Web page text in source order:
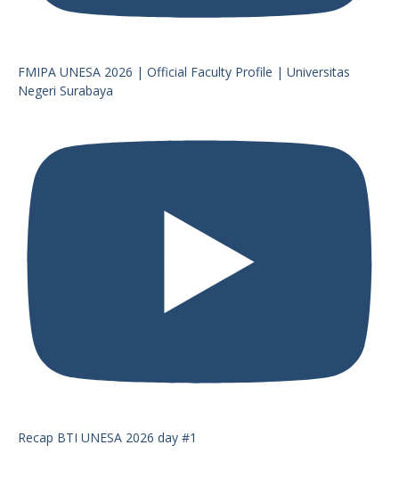
FMIPA UNESA 2026 | Official Faculty Profile | Universitas
Negeri Surabaya
Recap BTI UNESA 2026 day #1